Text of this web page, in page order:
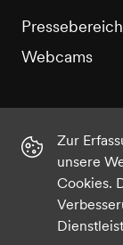
Pressebereich
Webcams
Zur
unsere
Cookies.